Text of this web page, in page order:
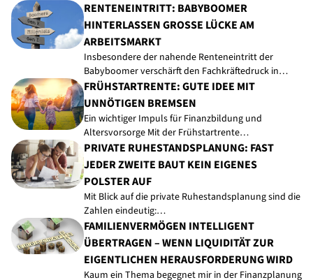
RENTENEINTRITT: BABYBOOMER
HINTERLASSEN GROSSE LÜCKE AM A
RBEITSMARKT
Insbesondere der nahende Renteneintritt der
Babyboomer verschärft den Fachkräftedruck in…
FRÜHSTARTRENTE: GUTE IDEE MIT
UNNÖTIGEN BREMSEN
Ein wichtiger Impuls für Finanzbildung und
Altersvorsorge Mit der Frühstartrente…
PRIVATE RUHESTANDSPLANUNG: FAST
JEDER ZWEITE BAUT KEIN EIGENES
POLSTER AUF
Mit Blick auf die private Ruhestandsplanung sind die
Zahlen eindeutig:…
FAMILIENVERMÖGEN INTELLIGENT
ÜBERTRAGEN – WENN LIQUIDITÄT ZUR
EIGENTLICHEN HERAUSFORDERUNG WIRD
Kaum ein Thema begegnet mir in der Finanzplanung